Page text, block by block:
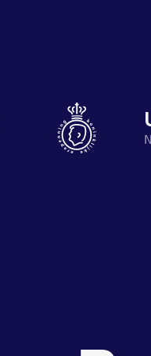
Motiveer
en anderen